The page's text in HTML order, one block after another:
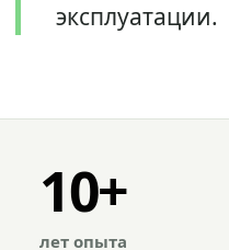
эксплуатации.
10+
лет опыта